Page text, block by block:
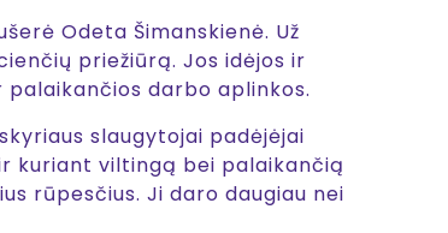
Odeta Šimanskienė. Už
priežiūrą. Jos idėjos ir
darbo aplinkos.
slaugytojai padėjėjai
kuriant viltingą bei palaikančią
rūpesčius. Ji daro daugiau nei